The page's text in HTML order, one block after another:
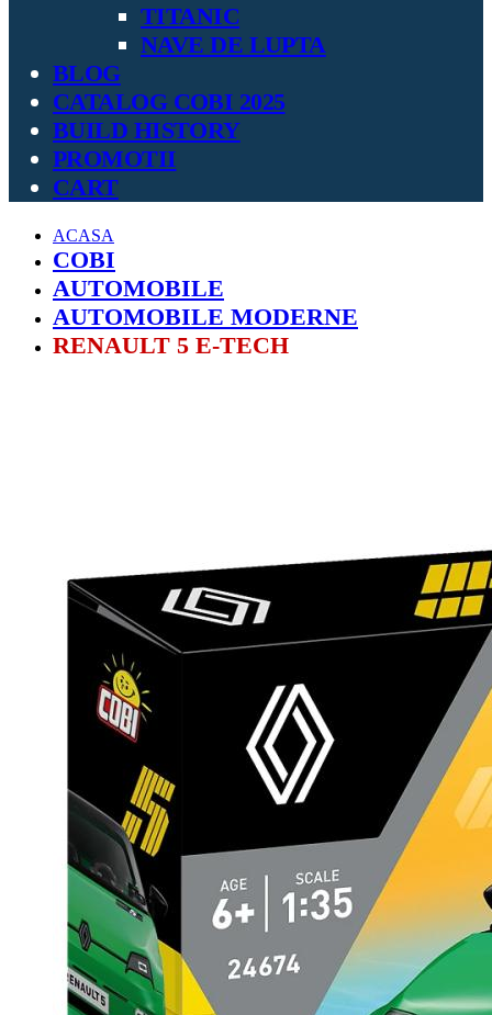
TITANIC
NAVE DE LUPTA
BLOG
CATALOG COBI 2025
BUILD HISTORY
PROMOTII
CART
ACASA
COBI
AUTOMOBILE
AUTOMOBILE MODERNE
RENAULT 5 E-TECH